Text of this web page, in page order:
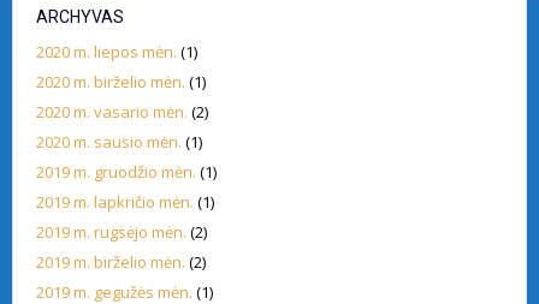
ARCHYVAS
2020 m. liepos mėn. (1)
2020 m. birželio mėn. (1)
2020 m. vasario mėn. (2)
2020 m. sausio mėn. (1)
2019 m. gruodžio mėn. (1)
2019 m. lapkričio mėn. (1)
2019 m. rugsėjo mėn. (2)
2019 m. birželio mėn. (2)
2019 m. gegužės mėn. (1)